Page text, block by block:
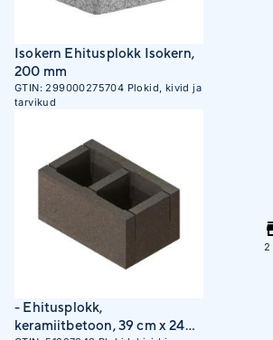
Isokern Ehitusplokk Isokern,
200 mm
GTIN: 299000275704 Plokid, kivid ja
tarvikud
- Ehitusplokk,
keramiitbetoon, 39 cm x 24
2